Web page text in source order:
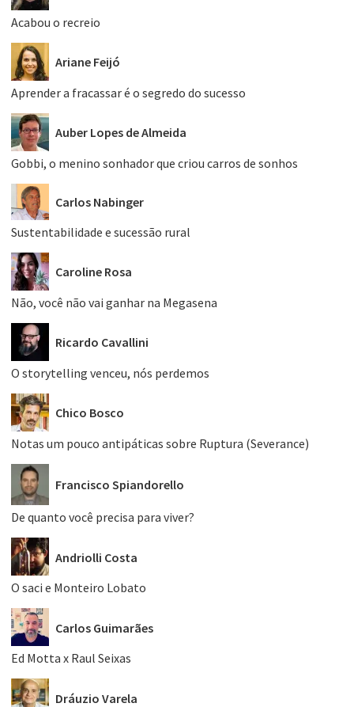
Acabou o recreio
Ariane Feijó
Aprender a fracassar é o segredo do sucesso
Auber Lopes de Almeida
Gobbi, o menino sonhador que criou carros de sonhos
Carlos Nabinger
Sustentabilidade e sucessão rural
Caroline Rosa
Não, você não vai ganhar na Megasena
Ricardo Cavallini
O storytelling venceu, nós perdemos
Chico Bosco
Notas um pouco antipáticas sobre Ruptura (Severance)
Francisco Spiandorello
De quanto você precisa para viver?
Andriolli Costa
O saci e Monteiro Lobato
Carlos Guimarães
Ed Motta x Raul Seixas
Dráuzio Varela